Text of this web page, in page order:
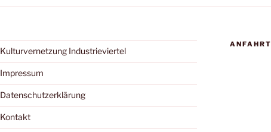
Kulturvernetzung Industrieviertel
Impressum
Datenschutzerklärung
Kontakt
ANFAHRT